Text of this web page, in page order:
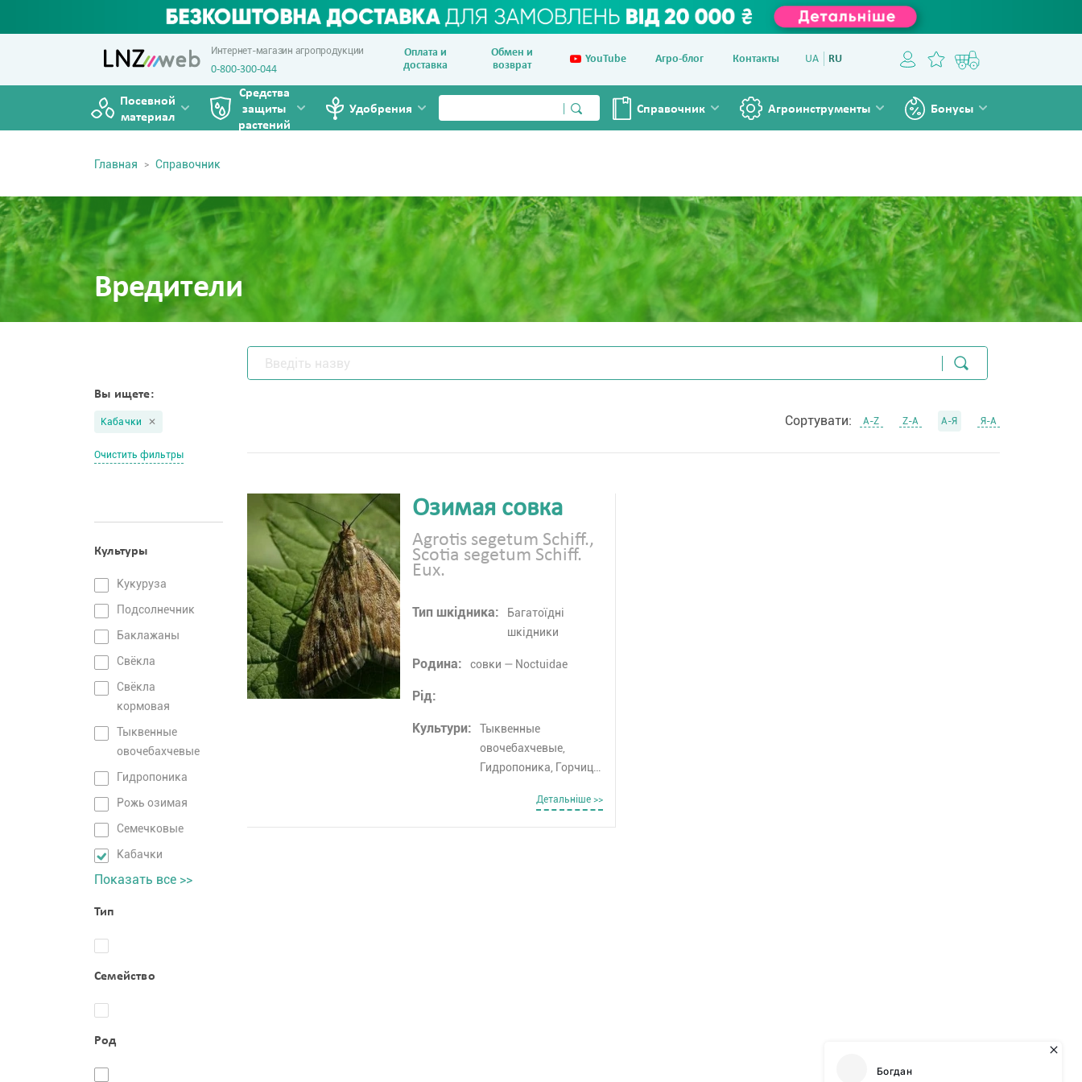
Интернет-магазин агропродукции
0-800-300-044
Оплата и
доставка
Обмен и
возврат
YouTube Агро-блог Контакты UA RU
Посевной
материал
Средства
защиты
растений
Удобрения Справочник Агроинструменты Бонусы
Главная Справочник
Вредители
Вы ищете:
Кабачки
Очистить фильтры
Культуры
Кукуруза
Подсолнечник
Баклажаны
Свёкла
Свёкла
кормовая
Тыквенные
овочебахчевые
Гидропоника
Рожь озимая
Семечковые
Кабачки
Показать все >>
Тип
Семейство
Род
Сортувати: А-Z Z-А А-Я Я-А
Озимая совка
Agrotis segetum Schiff.,
Scotia segetum Schiff.
Eux.
Тип шкідника:
Багатоїдні
шкідники
Родина: совки — Noctuidae
Рід:
Культури:
Тыквенные
овочебахчевые,
Гидропоника, Горчица,
Эспарцет, Рожь
озимая, Закрытый
Детальнiше >>